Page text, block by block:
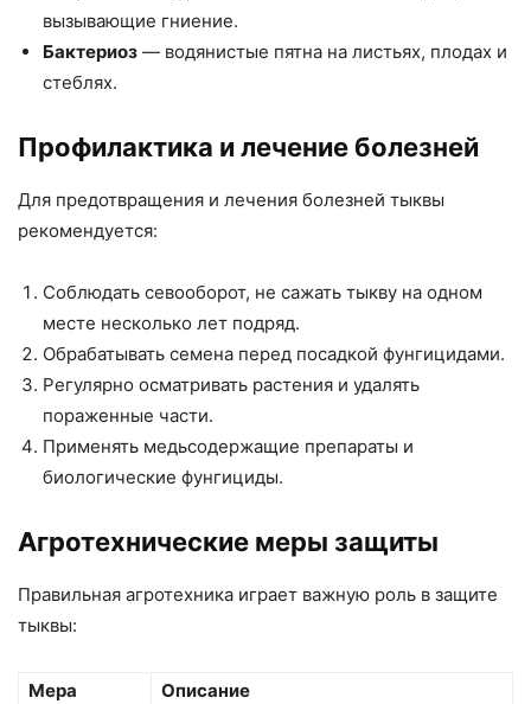
вызывающие гниение.
Бактериоз — водянистые пятна на листьях, плодах и
стеблях.
Профилактика и лечение болезней
Для предотвращения и лечения болезней тыквы
рекомендуется:
Соблюдать севооборот, не сажать тыкву на одном
месте несколько лет подряд.
Обрабатывать семена перед посадкой фунгицидами.
Регулярно осматривать растения и удалять
пораженные части.
Применять медьсодержащие препараты и
биологические фунгициды.
Агротехнические меры защиты
Правильная агротехника играет важную роль в защите
тыквы:
Мера
Описание